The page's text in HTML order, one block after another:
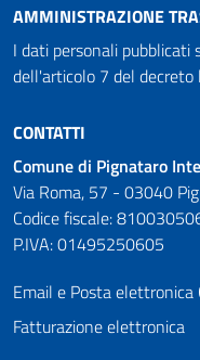
AMMINISTRAZIONE
I dati personali pubblicati
dell'articolo 7 del
CONTATTI
Comune di Pignataro
Via Roma, 57 - 03040
Codice fiscale:
P.IVA: 01495250605
Email e Posta elettronica
Fatturazione elettronica